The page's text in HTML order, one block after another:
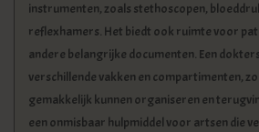
instrumenten, zoals stethoscopen,
reflexhamers. Het biedt ook ruimte voor
andere belangrijke documenten. Een
verschillende vakken en compartimenten,
gemakkelijk kunnen organiseren en
een onmisbaar hulpmiddel voor artsen die